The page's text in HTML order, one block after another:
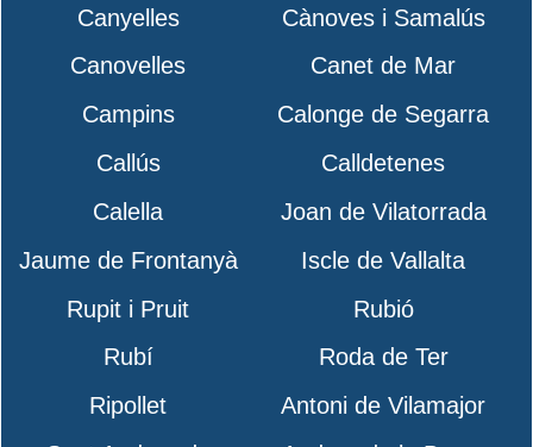
Canyelles
Cànoves i Samalús
Canovelles
Canet de Mar
Campins
Calonge de Segarra
Callús
Calldetenes
Calella
Joan de Vilatorrada
Jaume de Frontanyà
Iscle de Vallalta
Rupit i Pruit
Rubió
Rubí
Roda de Ter
Ripollet
Antoni de Vilamajor